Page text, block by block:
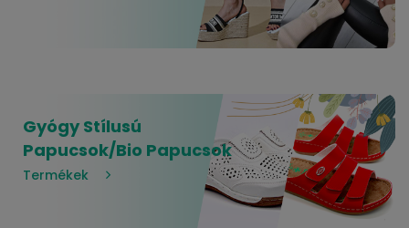
Gyógy Stílusú
Papucsok/Bio Papucsok
Termékek